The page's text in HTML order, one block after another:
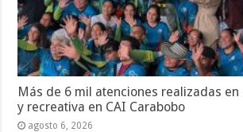
Más de 6 mil atenciones realizadas
y recreativa en CAI Carabobo
agosto 6, 2026